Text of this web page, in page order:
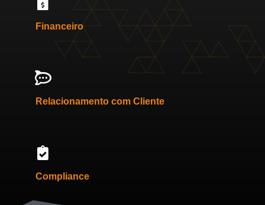
Financeiro
Relacionamento com Cliente
Compliance